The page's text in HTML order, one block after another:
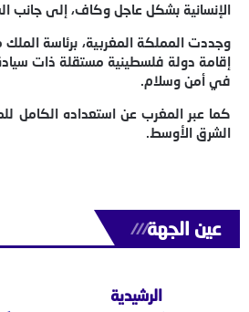
الإنسانية بشكل عاجل وكاف، إلى جانب
وجددت المملكة المغربية، برئاسة
في أمن وسلام.
كما عبر المغرب عن استعداده الكامل
الشرق الأوسط.
عين الجهة///
الرشيدية